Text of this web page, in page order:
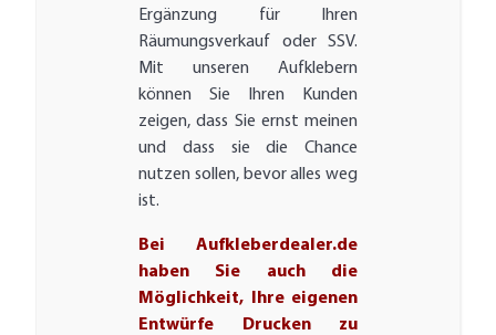
Ergänzung für Ihren
Räumungsverkauf oder SSV.
Mit unseren Aufklebern
können Sie Ihren Kunden
zeigen, dass Sie ernst meinen
und dass sie die Chance
nutzen sollen, bevor alles weg
ist.
Bei Aufkleberdealer.de
haben Sie auch die
Möglichkeit, Ihre eigenen
Entwürfe Drucken zu